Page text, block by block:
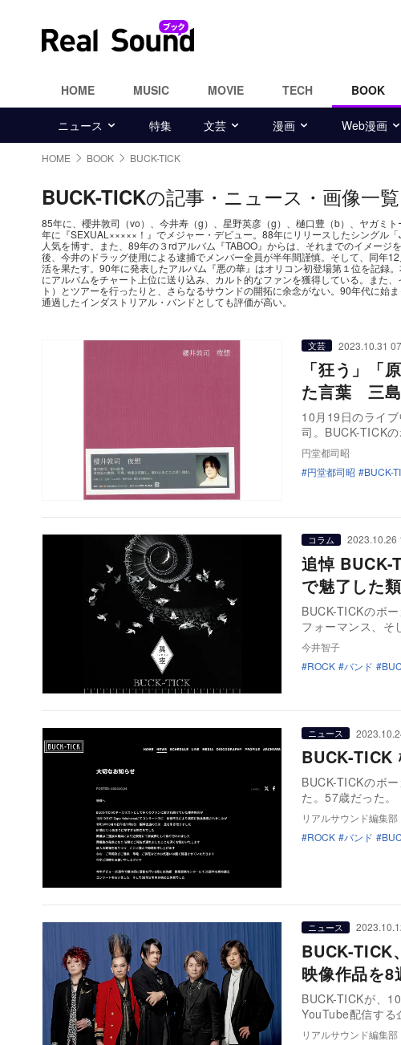
HOME MUSIC MOVIE TECH BOOK
ニュース 特集 文芸 漫画 Web漫画
HOME BOOK BUCK-TICK
BUCK-TICKの記事・ニュース・画像一覧
85年に、櫻井敦司（vo）、今井寿（g）、星野英彦（g）、樋口豊（b）、ヤガミ
年に『SEXUAL×××××！』でメジャー・デビュー。88年にリリースしたシングル
人気を博す。また、89年の３rdアルバム『TABOO』からは、それまでのイメー
後、今井のドラッグ使用による逮捕でメンバー全員が半年間謹慎。そして、同年
活を果たす。90年に発表したアルバム『悪の華』はオリコン初登場第１位を記録
にアルバムをチャート上位に送り込み、カルト的なファンを獲得している。また
ト）とツアーを行ったりと、さらなるサウンドの開拓に余念がない。90年代に
通過したインダストリアル・バンドとしても評価が高い。
文芸 2023.10.31
「狂う」
た言葉 三島
10月19日のライ
司。BUCK-TICK
円堂都司昭
円堂都司昭
BUCK-
コラム 2023.10.26
追悼 BUCK-
で魅了した
BUCK-TICKのボ
フォーマンス、
今井智子
ROCK
バンド
ニュース
BUCK-TICK
BUCK-TICKのボ
た。57歳だった
リアルサウンド編集部
ROCK
バンド
ニュース
BUCK-TICK
映像作品を8
BUCK-TICKが、
YouTube配信す
リアルサウンド編集部